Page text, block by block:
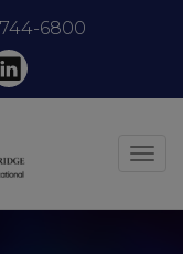
6800